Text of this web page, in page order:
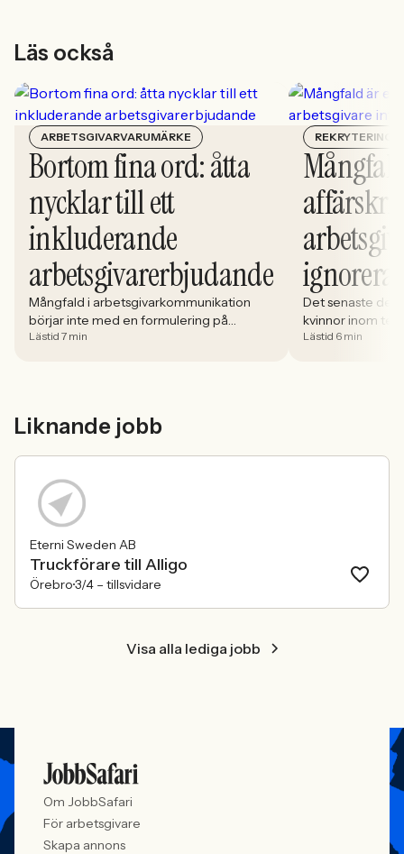
Läs också
ARBETSGIVARVARUMÄRKE
Bortom fina ord: åtta
nycklar till ett
inkluderande
arbetsgivarerbjudande
Mångfald i arbetsgivarkommunikation
börjar inte med en formulering på
karriärsidan. Den börjar i hur rekryteringen
konkurrensen om rätt kompetens
behöver kunna visa vad det betyder i
praktiken.
Lästid 7 min
REKRYTERING
ignorera
Det senaste
kvinnor inom
stadigt på 30%.
Lästid 6 min
Liknande jobb
Eterni Sweden AB
Truckförare till Alligo
Örebro3/4 – tillsvidare
Visa alla lediga jobb
Om JobbSafari
För arbetsgivare
Skapa annons